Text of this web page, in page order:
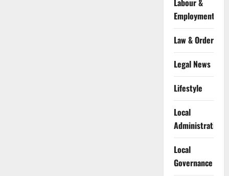
Labour &
Employment
Law & Order
Legal News
Lifestyle
Local
Administration
Local
Governance